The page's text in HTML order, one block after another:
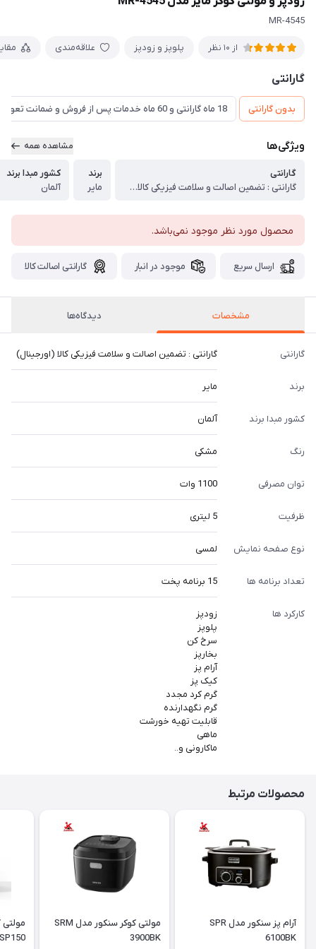
MR-4545
از 10 نظر پلوپز و زودپز علاقه‌مندی
گارانتی
بدون گارانتی 18 ماه گارانتی و 60 ماه خدمات پس از فروش و ضمانت تعویض
ویژگی‌ها مشاهده همه
گارانتی
گارانتی : تضمین اصالت و سلامت فیزیکی کالا (اورجینال)
برند
مایر
کشور مبدا برند
آلمان
محصول مورد نظر موجود نمی‌باشد.
ارسال سریع موجود در انبار گارانتی اصالت کالا
مشخصات دیدگاه‌ها
گارانتی گارانتی : تضمین اصالت و سلامت فیزیکی کالا (اورجینال)
برند مایر
کشور مبدا برند آلمان
رنگ مشکی
توان مصرفی 1100 وات
ظرفیت 5 لیتری
نوع صفحه نمایش لمسی
تعداد برنامه ها 15 برنامه پخت
کارکرد ها
زودپز
پلوپز
سرخ کن
بخارپز
آرام پز
کیک پز
گرم کرد مجدد
گرم نگهدارنده
قابلیت تهیه خورشت
ماهی
ماکارونی و..
محصولات مرتبط
آرام پز سنکور مدل SPR
6100BK
مولتی کوکر سنکور مدل SRM
3900BK
SP150